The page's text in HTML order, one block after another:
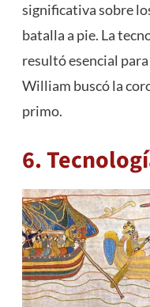
significativa sobre
batalla a pie. La
resultó esencial
William buscó la
primo.
6.